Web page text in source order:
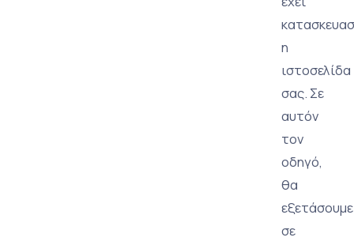
η
ιστοσελίδα
σας. Σε
αυτόν
τον
οδηγό,
θα
εξετάσουμε
σε